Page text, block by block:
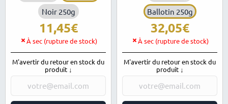
Noir 250g
11,45
À sec (rupture de stock)
M'avertir du retour en stock du
produit ↓
Ballotin 250g
32,05
À sec (rupture de stock)
M'avertir du retour en stock du
produit ↓